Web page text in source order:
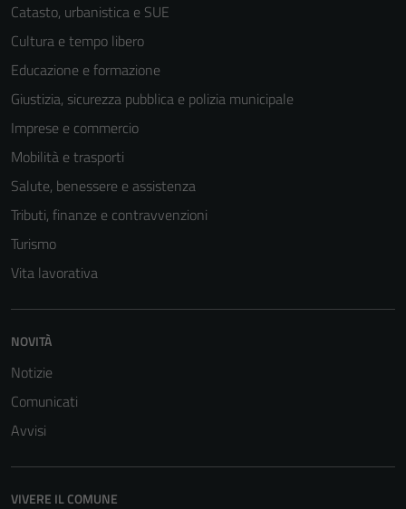
Catasto, urbanistica e SUE
Cultura e tempo libero
Educazione e formazione
Giustizia, sicurezza pubblica e polizia municipale
Imprese e commercio
Mobilità e trasporti
Salute, benessere e assistenza
Tributi, finanze e contravvenzioni
Turismo
Vita lavorativa
NOVITÀ
Notizie
Comunicati
Avvisi
VIVERE IL COMUNE